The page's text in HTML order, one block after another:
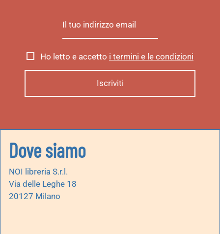
Ho letto e accetto i termini e le condizioni
Dove siamo
NOI libreria S.r.l.
Via delle Leghe 18
20127 Milano